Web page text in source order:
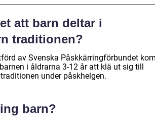
att barn deltar i
traditionen?
av Svenska Påskkärringförbundet
i åldrarna 3-12 år att klä ut sig till
under påskhelgen.
barn?